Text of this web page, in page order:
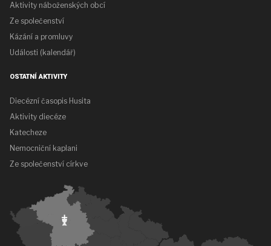
Aktivity náboženských obcí
Ze společenství
Kázání a promluvy
Události (kalendář)
OSTATNÍ AKTIVITY
Diecézní časopis Husita
Aktivity diecéze
Katecheze
Nemocniční kaplani
Ze společenství církve